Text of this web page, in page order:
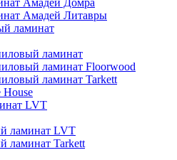
Амадей Домра
Амадей Литавры
ламинат
ламинат
ламинат Floorwood
ламинат Tarkett
House
LVT
ламинат LVT
ламинат Tarkett